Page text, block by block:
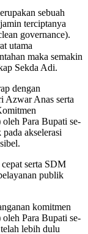
sebuah
terciptanya
governance).
utama
maka semakin
Sekda Adi.
dengan
Azwar Anas serta
Para Bupati se-
akselerasi
serta SDM
publik
komitmen
Para Bupati se-
lebih dulu